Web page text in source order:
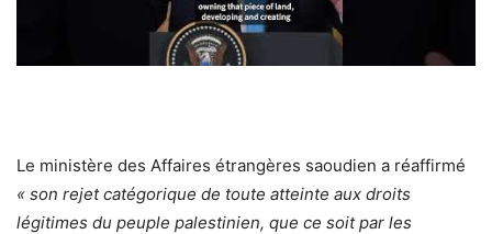
Le ministère des Affaires étrangères saoudien a réaffirmé
« son rejet catégorique de toute atteinte aux droits
légitimes du peuple palestinien, que ce soit par les